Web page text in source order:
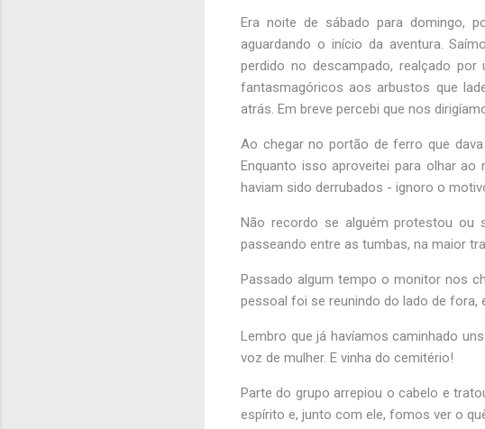
Era noite de sábado para domingo,
aguardando o início da aventura.
perdido no descampado, realçado
fantasmagóricos aos arbustos que
atrás. Em breve percebi que nos
Ao chegar no portão de ferro que
Enquanto isso aproveitei para olhar
haviam sido derrubados - ignoro o
Não recordo se alguém protestou ou
passeando entre as tumbas, na maior
Passado algum tempo o monitor nos
pessoal foi se reunindo do lado de fora,
Lembro que já havíamos caminhado
voz de mulher. E vinha do cemitério!
Parte do grupo arrepiou o cabelo e
espírito e, junto com ele, fomos ver o